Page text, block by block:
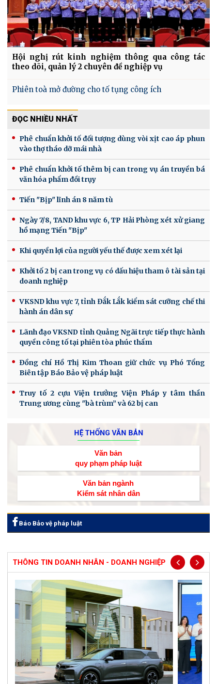
Hội nghị rút kinh nghiệm thông qua công tác
theo dõi, quản lý 2 chuyên đề nghiệp vụ
Phiên toà mở đường cho tố tụng công ích
ĐỌC NHIỀU NHẤT
Phê chuẩn khởi tố đối tượng dùng vòi xịt cao áp phun
vào thợ tháo dỡ mái nhà
Phê chuẩn khởi tố thêm bị can trong vụ án truyền bá
văn hóa phẩm đồi trụy
Tiến "Bịp" lĩnh án 8 năm tù
Ngày 7/8, TAND khu vực 6, TP Hải Phòng xét xử giang
hồ mạng Tiến "Bịp"
Khi quyền lợi của người yếu thế được xem xét lại
Khởi tố 2 bị can trong vụ có dấu hiệu tham ô tài sản tại
doanh nghiệp
VKSND khu vực 7, tỉnh Đắk Lắk kiểm sát cưỡng chế thi
hành án dân sự
Lãnh đạo VKSND tỉnh Quảng Ngãi trực tiếp thực hành
quyền công tố tại phiên tòa phúc thẩm
Đồng chí Hồ Thị Kim Thoan giữ chức vụ Phó Tổng
Biên tập Báo Bảo vệ pháp luật
Truy tố 2 cựu Viện trưởng Viện Pháp y tâm thần
Trung ương cùng "bà trùm” và 62 bị can
HỆ THỐNG VĂN BẢN
Văn bản
quy phạm pháp luật
Văn bản ngành
Kiểm sát nhân dân
Báo Bảo vệ pháp luật
THÔNG TIN DOANH NHÂN - DOANH NGHIỆP